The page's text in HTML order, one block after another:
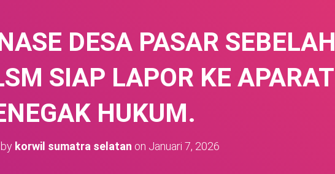
DESA PASAR SEBELAH
SIAP LAPOR KE APARAT
HUKUM.
korwil sumatra selatan on Januari 7, 2026